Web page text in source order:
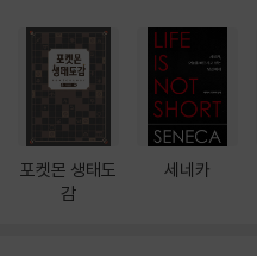
포켓몬 생태도
감
세네카